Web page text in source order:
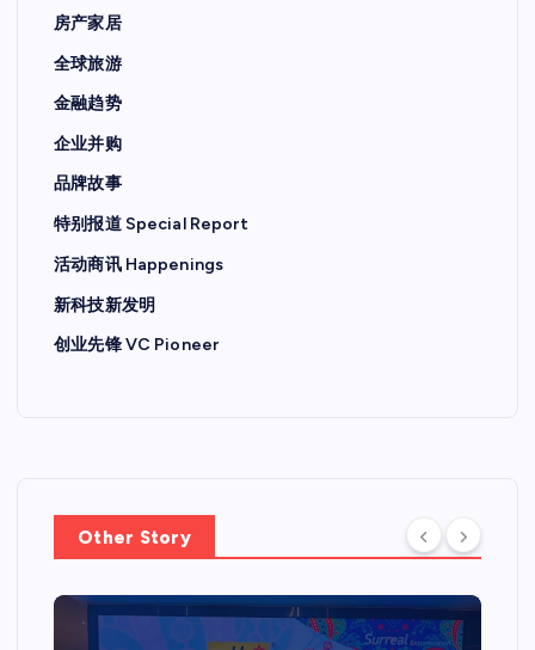
房产家居
全球旅游
金融趋势
企业并购
品牌故事
特别报道 Special Report
活动商讯 Happenings
新科技新发明
创业先锋 VC Pioneer
Other Story